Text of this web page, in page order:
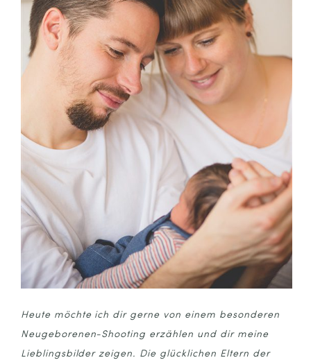
Heute möchte ich dir gerne von einem besonderen
Neugeborenen-Shooting erzählen und dir meine
Lieblingsbilder zeigen. Die glücklichen Eltern der